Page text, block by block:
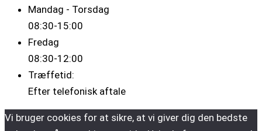
Mandag - Torsdag
08:30-15:00
Fredag
08:30-12:00
Træffetid:
Efter telefonisk aftale
Vi bruger cookies for at sikre, at vi giver dig den bedste